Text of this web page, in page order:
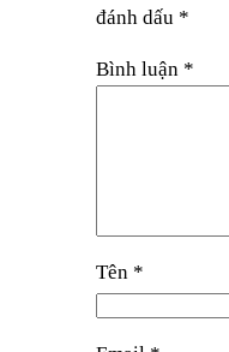
đánh dấu *
Bình luận *
Tên *